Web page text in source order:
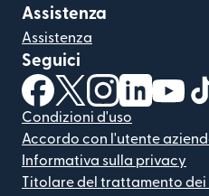
Assistenza
Assistenza
Seguici
(si apre in una nuova
(si apre in una
(si apre in
(si apre
(si
Condizioni d'uso
Accordo con l'utente
Informativa sulla privacy
Titolare del trattamento dei